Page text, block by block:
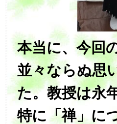
本当に、今回
並々ならぬ思
た。教授は永
特に「禅」に